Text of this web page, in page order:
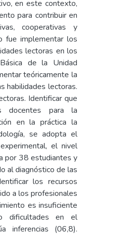
en este contexto,
para contribuir en
cooperativas y
fue implementar los
lectoras en los
de la Unidad
teóricamente la
habilidades lectoras.
Identificar que
docentes para la
en la práctica la
se adopta el
el nivel
por 38 estudiantes y
al diagnóstico de las
los recursos
a los profesionales
es insuficiente
dificultades en el
inferencias (06,8).